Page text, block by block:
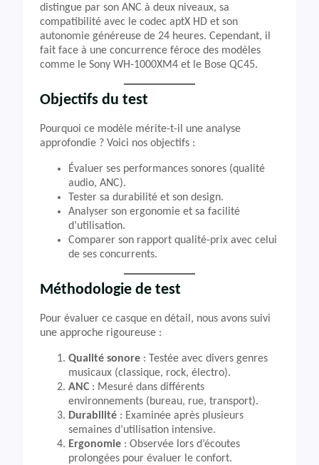
distingue par son ANC à deux niveaux, sa
compatibilité avec le codec aptX HD et son
autonomie généreuse de 24 heures. Cependant, il
fait face à une concurrence féroce des modèles
comme le Sony WH-1000XM4 et le Bose QC45.
Objectifs du test
Pourquoi ce modèle mérite-t-il une analyse
approfondie ? Voici nos objectifs :
Évaluer ses performances sonores (qualité
audio, ANC).
Tester sa durabilité et son design.
Analyser son ergonomie et sa facilité
d’utilisation.
Comparer son rapport qualité-prix avec celui
de ses concurrents.
Méthodologie de test
Pour évaluer ce casque en détail, nous avons suivi
une approche rigoureuse :
Qualité sonore : Testée avec divers genres
musicaux (classique, rock, électro).
ANC : Mesuré dans différents
environnements (bureau, rue, transport).
Durabilité : Examinée après plusieurs
semaines d’utilisation intensive.
Ergonomie : Observée lors d’écoutes
prolongées pour évaluer le confort.